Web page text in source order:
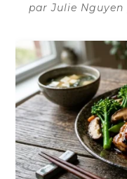
parJulie Nguyen